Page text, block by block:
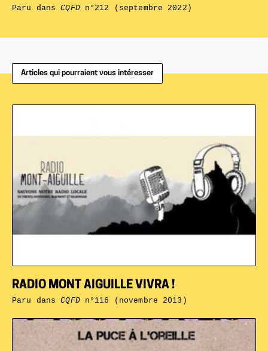
Paru dansCQFDn°212 (septembre 2022)
Articles qui pourraient vous intéresser
RADIO MONT AIGUILLE VIVRA !
Paru dansCQFDn°116 (novembre 2013)